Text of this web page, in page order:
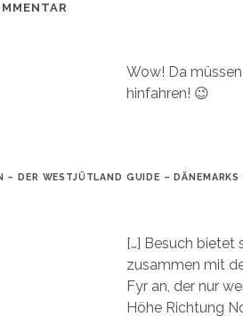
Wow! Da
hinfahren! 😉
– DER WESTJÜTLAND GUIDE – DÄNEMARKS
[…] Besuch bietet
zusammen mit
Fyr an, der nur
Höhe Richtung